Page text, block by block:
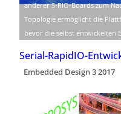
anderer S-RIO-Boards zum
Topologie ermöglicht die
bevor die selbst entwickelten
Serial-RapidIO-
Embedded Design 3 2017